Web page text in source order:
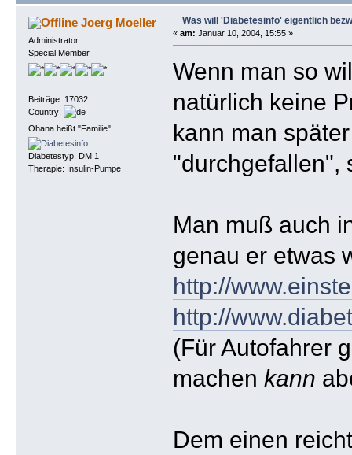
Joerg Moeller
Administrator
Special Member
Beiträge: 17032
Country:
Ohana heißt "Familie"...
Diabetestyp: DM 1
Therapie: Insulin-Pumpe
Was will 'Diabetesinfo' eigentlich
« am: Januar 10, 2004, 15:55 »
Wenn man so
natürlich keine
kann man
"durchgefallen",
Man muß auch
genau er etwas
http://
http://
(Für Autofahrer
machen kann
Dem einen